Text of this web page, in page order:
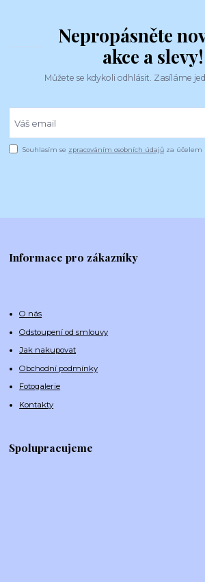
Nepropásněte
akce a slevy!
Můžete se kdykoli odhlásit. Zasíláme
Souhlasím se zpracováním osobních údajů za účelem
Informace pro zákazníky
O nás
Odstoupení od smlouvy
Jak nakupovat
Obchodní podmínky
Fotogalerie
Kontakty
Spolupracujeme